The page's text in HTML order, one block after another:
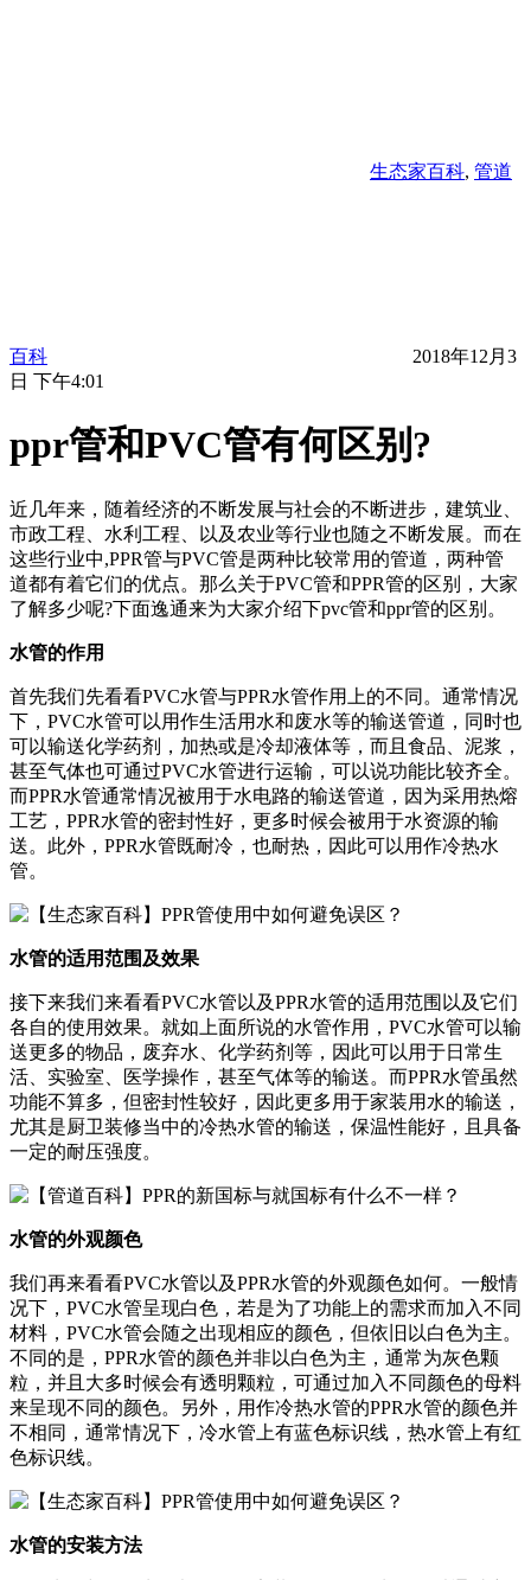
生态家百科, 管道
百科
2018年12月3
日 下午4:01
ppr管和PVC管有何区别?
近几年来，随着经济的不断发展与社会的不断进步，建筑业、
市政工程、水利工程、以及农业等行业也随之不断发展。而在
这些行业中,PPR管与PVC管是两种比较常用的管道，两种管
道都有着它们的优点。那么关于PVC管和PPR管的区别，大家
了解多少呢?下面逸通来为大家介绍下pvc管和ppr管的区别。
水管的作用
首先我们先看看PVC水管与PPR水管作用上的不同。通常情况
下，PVC水管可以用作生活用水和废水等的输送管道，同时也
可以输送化学药剂，加热或是冷却液体等，而且食品、泥浆，
甚至气体也可通过PVC水管进行运输，可以说功能比较齐全。
而PPR水管通常情况被用于水电路的输送管道，因为采用热熔
工艺，PPR水管的密封性好，更多时候会被用于水资源的输
送。此外，PPR水管既耐冷，也耐热，因此可以用作冷热水
管。
水管的适用范围及效果
接下来我们来看看PVC水管以及PPR水管的适用范围以及它们
各自的使用效果。就如上面所说的水管作用，PVC水管可以输
送更多的物品，废弃水、化学药剂等，因此可以用于日常生
活、实验室、医学操作，甚至气体等的输送。而PPR水管虽然
功能不算多，但密封性较好，因此更多用于家装用水的输送，
尤其是厨卫装修当中的冷热水管的输送，保温性能好，且具备
一定的耐压强度。
水管的外观颜色
我们再来看看PVC水管以及PPR水管的外观颜色如何。一般情
况下，PVC水管呈现白色，若是为了功能上的需求而加入不同
材料，PVC水管会随之出现相应的颜色，但依旧以白色为主。
不同的是，PPR水管的颜色并非以白色为主，通常为灰色颗
粒，并且大多时候会有透明颗粒，可通过加入不同颜色的母料
来呈现不同的颜色。另外，用作冷热水管的PPR水管的颜色并
不相同，通常情况下，冷水管上有蓝色标识线，热水管上有红
色标识线。
水管的安装方法